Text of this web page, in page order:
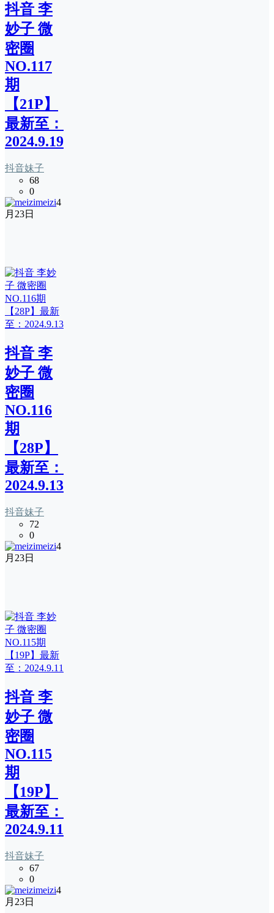
抖音 李
妙子 微
密圈
NO.117
期
【21P】
最新至：
2024.9.19
抖音妹子
68
0
meizi4
月23日
抖音 李
妙子 微
密圈
NO.116
期
【28P】
最新至：
2024.9.13
抖音妹子
72
0
meizi4
月23日
抖音 李
妙子 微
密圈
NO.115
期
【19P】
最新至：
2024.9.11
抖音妹子
67
0
meizi4
月23日